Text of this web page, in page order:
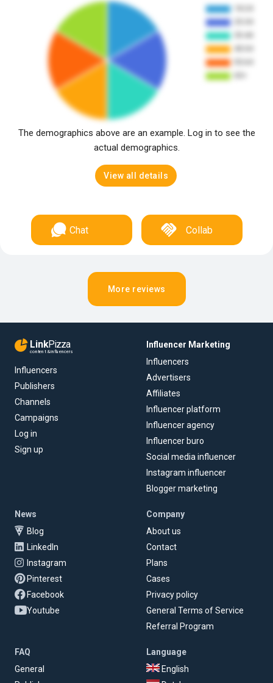
The demographics above are an example. Log in to see the
actual demographics.
View all details
Chat Collab
More reviews
LinkPizza
content & influencers
Influencers
Publishers
Channels
Campaigns
Log in
Sign up
Influencer Marketing
Influencers
Advertisers
Affiliates
Influencer platform
Influencer agency
Influencer buro
Social media influencer
Instagram influencer
Blogger marketing
News
Blog
LinkedIn
Instagram
Pinterest
Facebook
Youtube
Company
About us
Contact
Plans
Cases
Privacy policy
General Terms of Service
Referral Program
FAQ
General
Language
English